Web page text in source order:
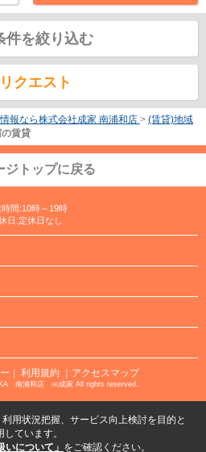
件を絞り込む
クエスト
報なら株式会社成家 南浦和店 > (賃貸)地域
賃貸
ジトップに戻る
間:10時～19時
日:定休日なし
｜ 利用規約 ｜アクセスマップ
南浦和店 ㈱成家 All rights reserved.
用状況把握、サービス向上検討を目的と
ています。
いについて」 をご確認ください。